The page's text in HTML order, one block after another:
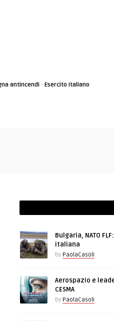
antincendi · Esercito Italiano
Bulgaria, NATO
italiana
by PaolaCasoli
Aerospazio e
CESMA
by PaolaCasoli